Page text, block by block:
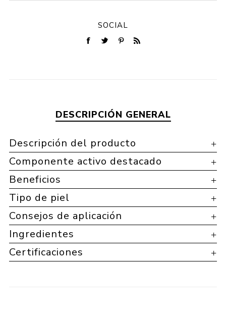
SOCIAL
DESCRIPCIÓN GENERAL
Descripción del producto
Componente activo destacado
Beneficios
Tipo de piel
Consejos de aplicación
Ingredientes
Certificaciones